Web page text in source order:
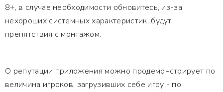
8+, в случае необходимости обновитесь, из-за
нехороших системных характеристик, будут
препятствия с монтажом.
О репутации приложения можно продемонстрирует по
величина игроков, загрузивших себе игру - по